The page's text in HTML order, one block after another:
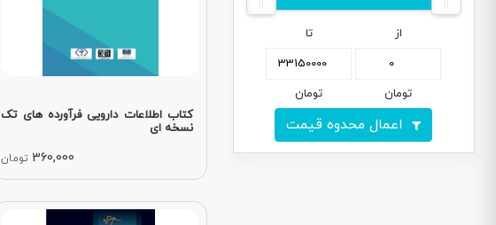
از
تومان
تا
تومان
اعمال محدوه قیمت
کتاب اطلاعات دارویی فرآورده های تک
نسخه ای
360,000 تومان